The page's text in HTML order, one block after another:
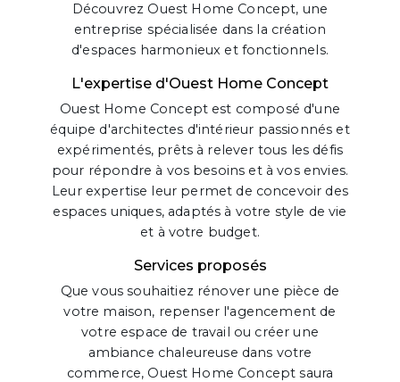
Découvrez Ouest Home Concept, une
entreprise spécialisée dans la création
d'espaces harmonieux et fonctionnels.
L'expertise d'Ouest Home Concept
Ouest Home Concept est composé d'une
équipe d'architectes d'intérieur passionnés et
expérimentés, prêts à relever tous les défis
pour répondre à vos besoins et à vos envies.
Leur expertise leur permet de concevoir des
espaces uniques, adaptés à votre style de vie
et à votre budget.
Services proposés
Que vous souhaitiez rénover une pièce de
votre maison, repenser l'agencement de
votre espace de travail ou créer une
ambiance chaleureuse dans votre
commerce, Ouest Home Concept saura